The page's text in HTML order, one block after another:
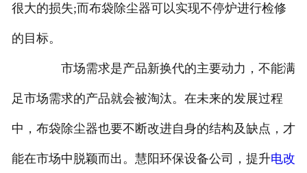
很大的损失;而布袋除尘器可以实现不停炉进行检修
的目标。
市场需求是产品新换代的主要动力，不能满
足市场需求的产品就会被淘汰。在未来的发展过程
中，布袋除尘器也要不断改进自身的结构及缺点，才
能在市场中脱颖而出。慧阳环保设备公司，提升电改